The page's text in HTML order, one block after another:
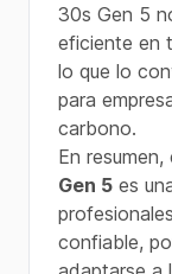
30s Gen 5
eficiente en
lo que lo
para
carbono.
En resumen,
Gen 5 es
confiable,